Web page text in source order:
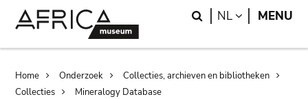
Search
NL LANGUAGE
MENU
Breadcrumb
Home Onderzoek
Collecties, archieven en bibliotheken
Collecties
Mineralogy Database